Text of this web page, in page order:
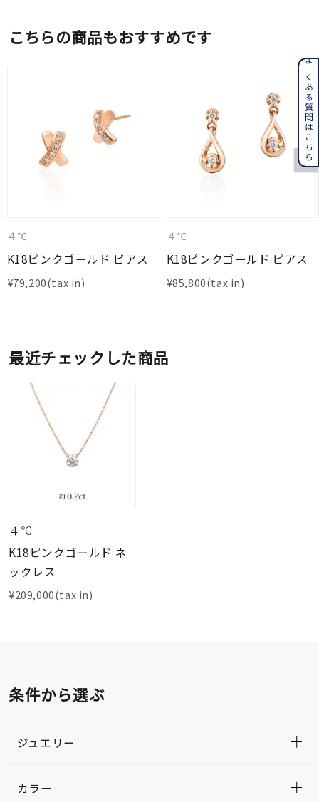
こちらの商品もおすすめです
４℃
K18ピンクゴールド ピアス
¥79,200
４℃
K18ピンクゴールド ピアス
¥85,800
最近チェックした商品
４℃
K18ピンクゴールド ネ
ックレス
¥209,000(tax in)
条件から選ぶ
ジュエリー
カラー
よくある質問はこちら